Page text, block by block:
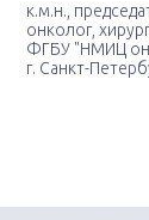
к.м.н.,
онколог,
ФГБУ "НМИЦ
г. Санкт-